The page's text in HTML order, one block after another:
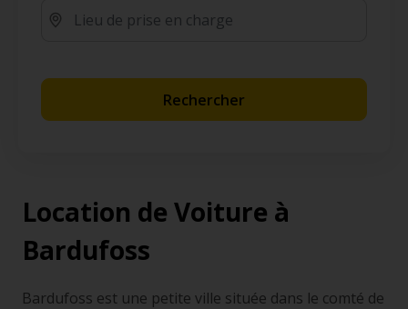
Rechercher
Location de Voiture à
Bardufoss
Bardufoss est une petite ville située dans le comté de